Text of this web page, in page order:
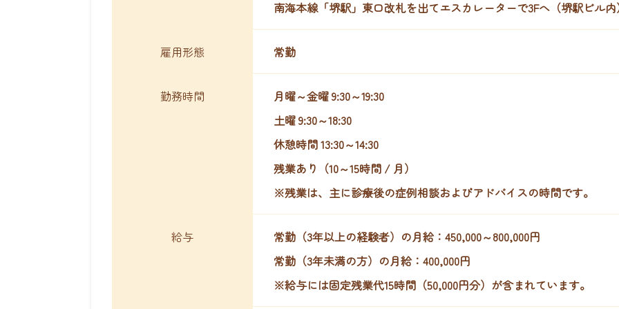
南海本線「堺駅」東口改札を出てエスカレーターで3Fへ（堺駅ビル
雇用形態 常勤
勤務時間
月曜～金曜 9:30～19:30
土曜 9:30～18:30
休憩時間 13:30～14:30
残業あり（10～15時間 / 月）
※残業は、主に診療後の症例相談およびアドバイスの時間です。
給与
常勤（3年以上の経験者）の月給：450,000～800,000円
常勤（3年未満の方）の月給：400,000円
※給与には固定残業代15時間（50,000円分）が含まれています。